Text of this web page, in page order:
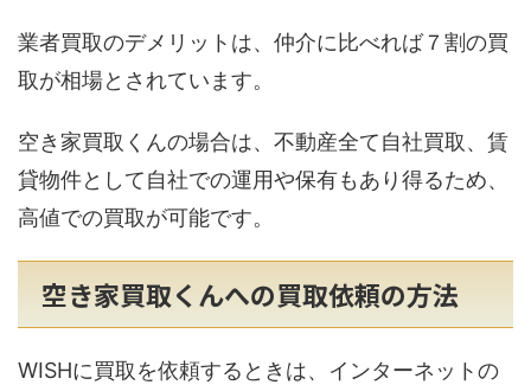
業者買取のデメリットは、仲介に比べれば７割の買
取が相場とされています。
空き家買取くんの場合は、不動産全て自社買取、賃
貸物件として自社での運用や保有もあり得るため、
高値での買取が可能です。
空き家買取くんへの買取依頼の方法
WISHに買取を依頼するときは、インターネットの